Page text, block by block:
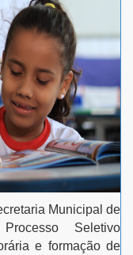
Municipal de
Seletivo
e formação de